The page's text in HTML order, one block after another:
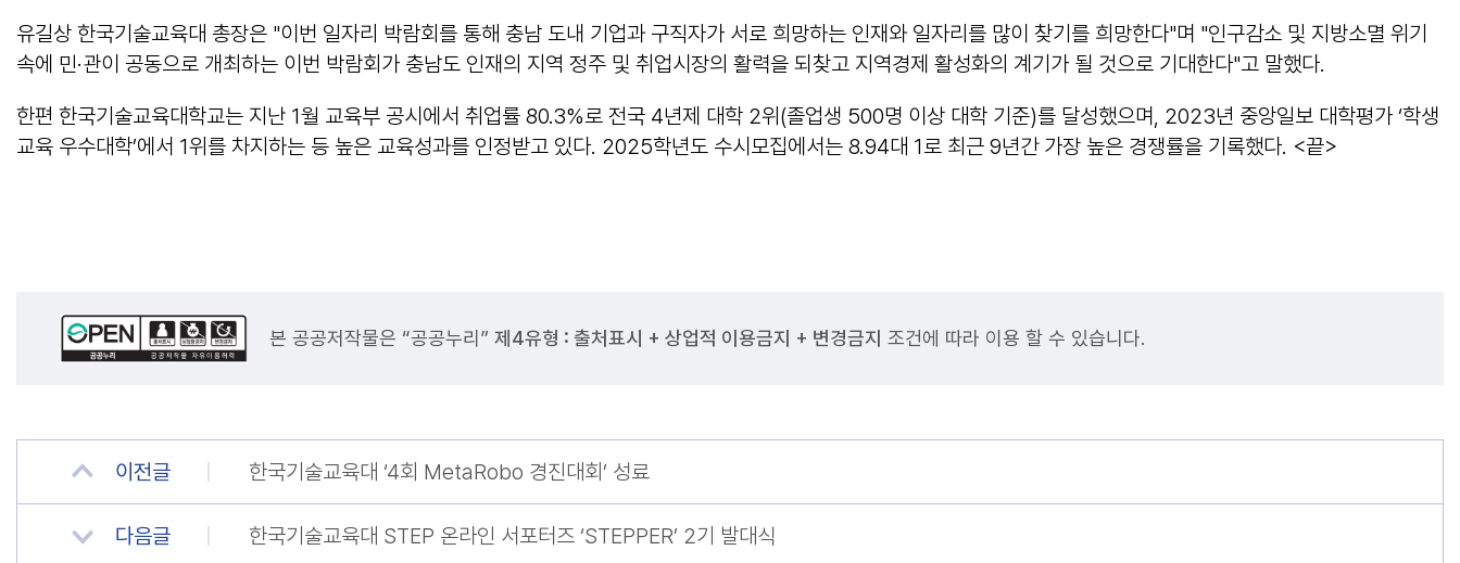
유길상 한국기술교육대 총장은 "이번 일자리 박람회를 통해 충남 도내 기업과 구직자가 서로 희망하는 인재와 일자리를 많이 찾기를 희망한다"며 "인구감소 및 지방소멸 위기
속에 민·관이 공동으로 개최하는 이번 박람회가 충남도 인재의 지역 정주 및 취업시장의 활력을 되찾고 지역경제 활성화의 계기가 될 것으로 기대한다"고 말했다.
한편 한국기술교육대학교는 지난 1월 교육부 공시에서 취업률 80.3%로 전국 4년제 대학 2위(졸업생 500명 이상 대학 기준)를 달성했으며, 2023년 중앙일보 대학평가 ‘학생
교육 우수대학’에서 1위를 차지하는 등 높은 교육성과를 인정받고 있다. 2025학년도 수시모집에서는 8.94대 1로 최근 9년간 가장 높은 경쟁률을 기록했다. <끝>
본 공공저작물은 “공공누리” 제4유형 : 출처표시 + 상업적 이용금지 + 변경금지 조건에 따라 이용 할 수 있습니다.
이전글 한국기술교육대 ‘4회 MetaRobo 경진대회’ 성료
다음글 한국기술교육대 STEP 온라인 서포터즈 ‘STEPPER’ 2기 발대식